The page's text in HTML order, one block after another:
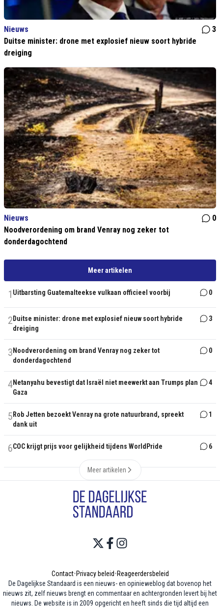
Nieuws
3
Duitse minister: drone met explosief nieuw soort hybride
dreiging
Nieuws
0
Noodverordening om brand Venray nog zeker tot
donderdagochtend
Meer artikelen
1 Uitbarsting Guatemalteekse vulkaan officieel voorbij 0
2 Duitse minister: drone met explosief nieuw soort hybride
dreiging
3
3 Noodverordening om brand Venray nog zeker tot
donderdagochtend
0
4Netanyahu bevestigt dat Israël niet meewerkt aan Trumps plan
Gaza
4
5 Rob Jetten bezoekt Venray na grote natuurbrand, spreekt
dank uit
1
6COC krijgt prijs voor gelijkheid tijdens WorldPride 6
Meer artikelen
Contact•Privacy beleid•Reageerdersbeleid
De Dagelijkse Standaard is een nieuws- en opinieweblog dat bovenop het
nieuws zit, zelf nieuws brengt en commentaar en achtergronden levert bij het
nieuws. De website is in 2009 opgericht en heeft sinds die tijd altijd een